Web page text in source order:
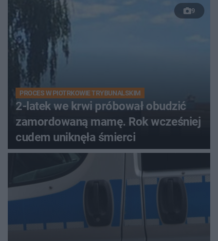
9
PROCES W PIOTRKOWIE TRYBUNALSKIM
2-latek we krwi próbował obudzić
zamordowaną mamę. Rok wcześniej
cudem uniknęła śmierci